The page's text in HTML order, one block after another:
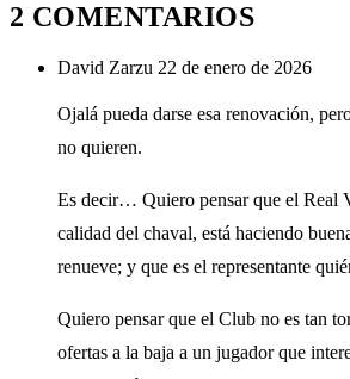
2 COMENTARIOS
David Zarzu 22 de enero de 2026
Ojalá pueda darse esa renovación,
no quieren.
Es decir… Quiero pensar que el Real
calidad del chaval, está haciendo
renueve; y que es el representante
Quiero pensar que el Club no es tan
ofertas a la baja a un jugador que